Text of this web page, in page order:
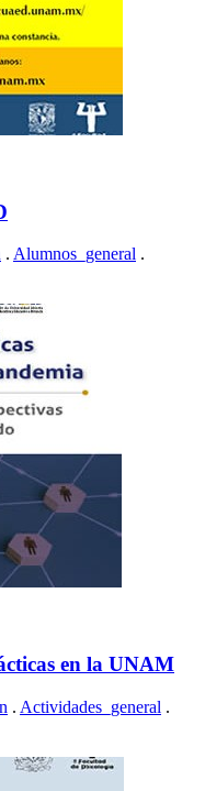
. Alumnos_general .
en la UNAM
. Actividades_general .